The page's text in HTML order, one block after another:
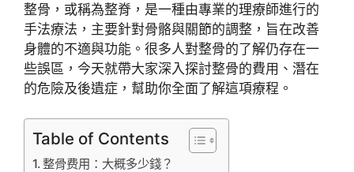
整骨，或稱為整脊，是一種由專業的理療師進行的
手法療法，主要針對骨骼與關節的調整，旨在改善
身體的不適與功能。很多人對整骨的了解仍存在一
些誤區，今天就帶大家深入探討整骨的費用、潛在
的危險及後遺症，幫助你全面了解這項療程。
Table of Contents
整骨费用：大概多少錢？